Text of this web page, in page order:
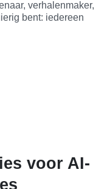
verhalenmaker,
bent: iedereen
voor AI-